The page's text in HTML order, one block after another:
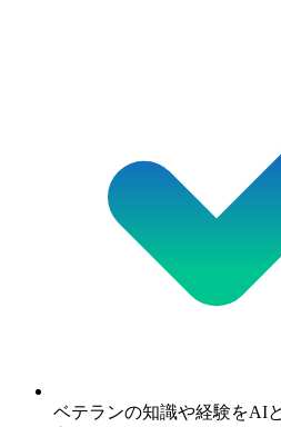
ベテランの知識や経験をAI